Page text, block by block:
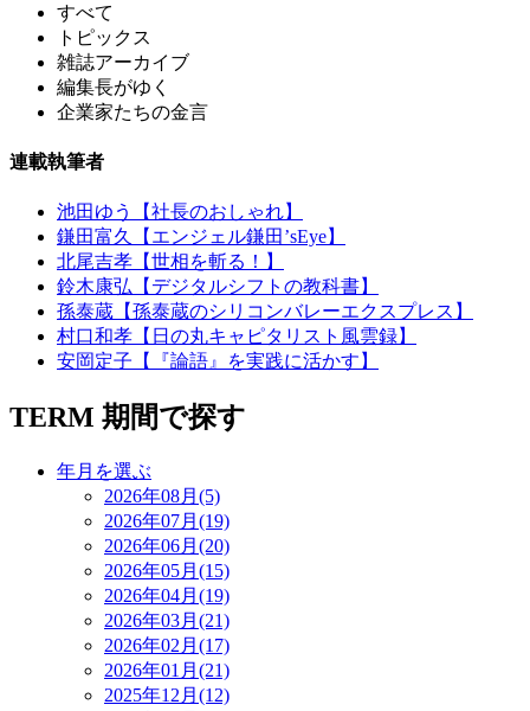
すべて
トピックス
雑誌アーカイブ
編集長がゆく
企業家たちの金言
連載執筆者
池田ゆう【社長のおしゃれ】
鎌田富久【エンジェル鎌田’sEye】
北尾吉孝【世相を斬る！】
鈴木康弘【デジタルシフトの教科書】
孫泰蔵【孫泰蔵のシリコンバレーエクスプレス】
村口和孝【日の丸キャピタリスト風雲録】
安岡定子【『論語』を実践に活かす】
TERM 期間で探す
年月を選ぶ
2026年08月(5)
2026年07月(19)
2026年06月(20)
2026年05月(15)
2026年04月(19)
2026年03月(21)
2026年02月(17)
2026年01月(21)
2025年12月(12)